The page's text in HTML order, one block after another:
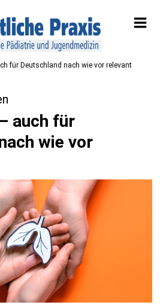
für Deutschland nach wie vor relevant
auch für
wie vor